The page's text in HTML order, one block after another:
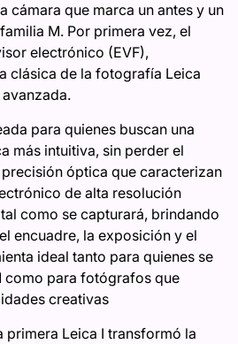
cámara que marca un antes y un
M. Por primera vez, el
electrónico (EVF),
clásica de la fotografía Leica
para quienes buscan una
más intuitiva, sin perder el
óptica que caracterizan
de alta resolución
como se capturará, brindando
encuadre, la exposición y el
ideal tanto para quienes se
como para fotógrafos que
creativas
primera Leica I transformó la